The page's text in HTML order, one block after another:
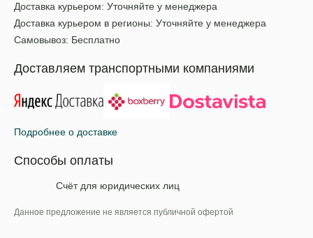
Доставка курьером: Уточняйте у менеджера
Доставка курьером в регионы: Уточняйте у менеджера
Самовывоз: Бесплатно
Доставляем транспортными компаниями
Подробнее о доставке
Способы оплаты
Счёт для юридических лиц
Данное предложение не является публичной офертой